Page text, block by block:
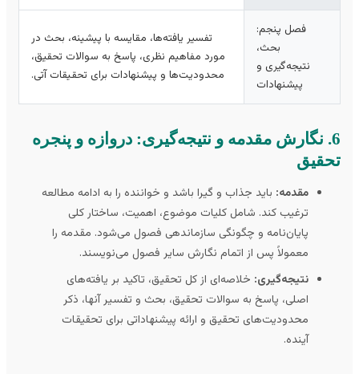
فصل پنجم:
نتیجه‌گیری و
پیشنهادات
تفسیر یافته‌ها، مقایسه با پیشینه، بحث در
مورد مفاهیم نظری، پاسخ به سوالات تحقیق،
محدودیت‌ها و پیشنهادات برای تحقیقات آتی.
6. نگارش مقدمه و نتیجه‌گیری: دروازه و پنجره
مقدمه:باید جذاب و گیرا باشد و خواننده را به ادامه مطالعه
ترغیب کند. شامل کلیات موضوع، اهمیت، ساختار کلی
پایان‌نامه و چگونگی سازماندهی فصول می‌شود. مقدمه را
معمولاً پس از اتمام نگارش سایر فصول می‌نویسند.
نتیجه‌گیری:خلاصه‌ای از کل تحقیق، تاکید بر یافته‌های
اصلی، پاسخ به سوالات تحقیق، بحث و تفسیر آنها، ذکر
محدودیت‌های تحقیق و ارائه پیشنهاداتی برای تحقیقات